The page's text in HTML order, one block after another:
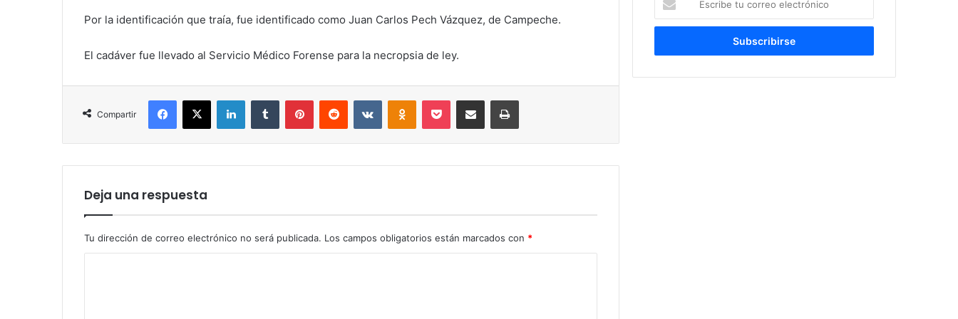
Por la identificación que traía, fue identificado como Juan Carlos Pech Vázquez, de Campeche.
El cadáver fue llevado al Servicio Médico Forense para la necropsia de ley.
Compartir
Facebook
X LinkedInTumblr PinterestReddit VKontakteOdnoklassniki
Pocket Compartir por correo electrónicoImprimir
Deja una respuesta
Tu dirección de correo electrónico no será publicada. Los campos obligatorios están marcados con *
tu
correo